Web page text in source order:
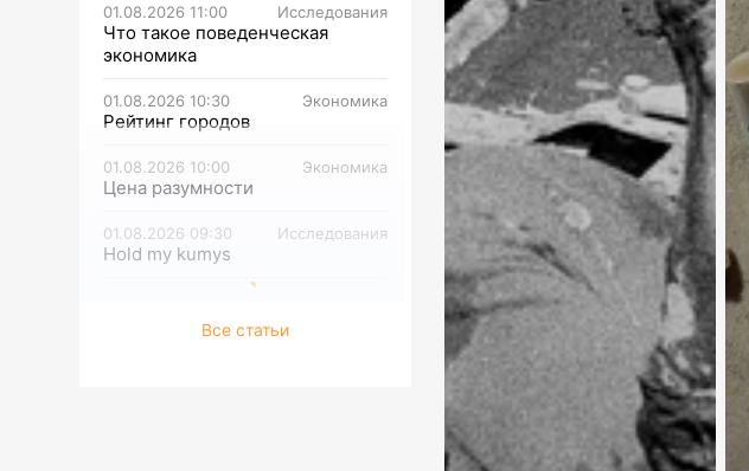
01.08.2026 11:00 Исследования
Что такое поведенческая
экономика
01.08.2026 10:30 Экономика
Рейтинг городов
01.08.2026 10:00 Экономика
Цена разумности
01.08.2026 09:30 Исследования
Hold my kumys
Все статьи